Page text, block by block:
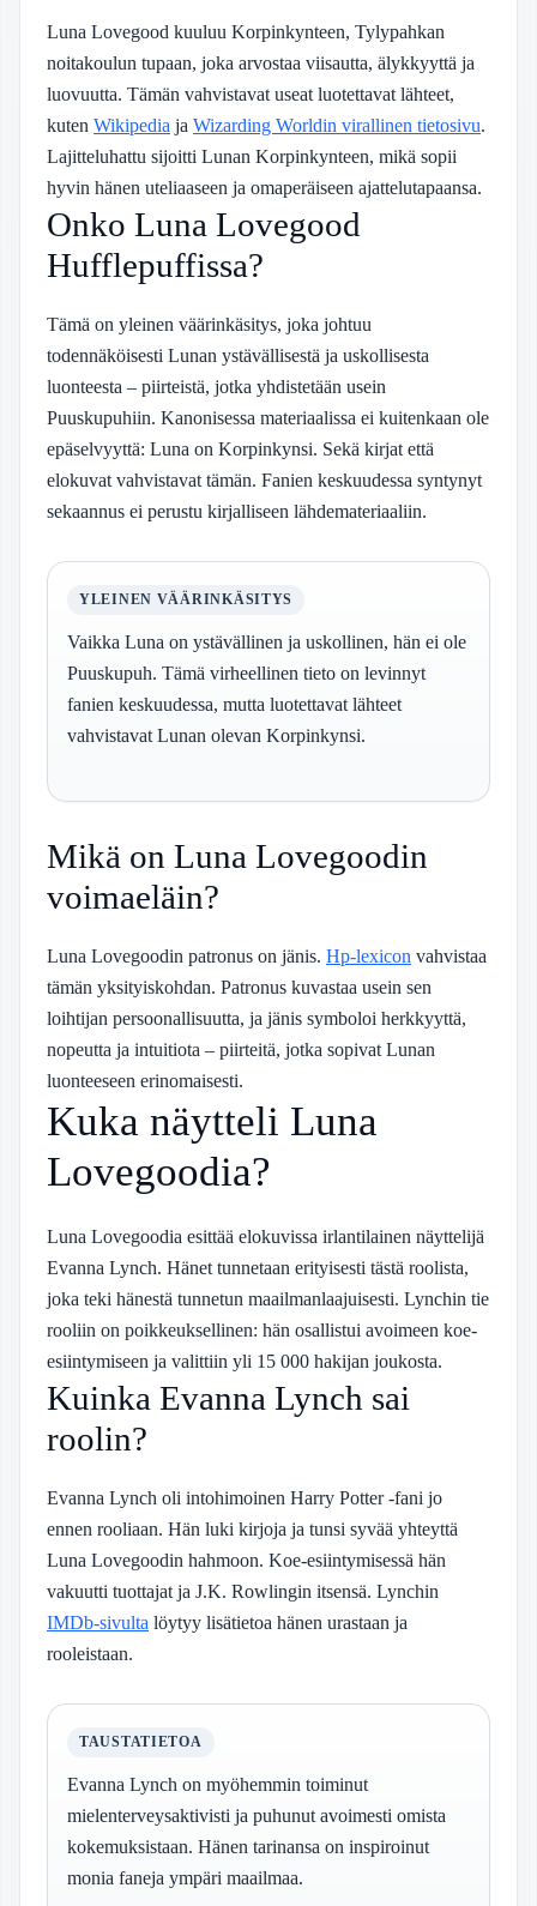
Luna Lovegood kuuluu Korpinkynteen, Tylypahkan
noitakoulun tupaan, joka arvostaa viisautta, älykkyyttä ja
luovuutta. Tämän vahvistavat useat luotettavat lähteet,
kuten Wikipedia ja Wizarding Worldin virallinen tietosivu.
Lajitteluhattu sijoitti Lunan Korpinkynteen, mikä sopii
hyvin hänen uteliaaseen ja omaperäiseen ajattelutapaansa.
Onko Luna Lovegood
Hufflepuffissa?
Tämä on yleinen väärinkäsitys, joka johtuu
todennäköisesti Lunan ystävällisestä ja uskollisesta
luonteesta – piirteistä, jotka yhdistetään usein
Puuskupuhiin. Kanonisessa materiaalissa ei kuitenkaan ole
epäselvyyttä: Luna on Korpinkynsi. Sekä kirjat että
elokuvat vahvistavat tämän. Fanien keskuudessa syntynyt
sekaannus ei perustu kirjalliseen lähdemateriaaliin.
YLEINEN VÄÄRINKÄSITYS
Vaikka Luna on ystävällinen ja uskollinen, hän ei ole
Puuskupuh. Tämä virheellinen tieto on levinnyt
fanien keskuudessa, mutta luotettavat lähteet
vahvistavat Lunan olevan Korpinkynsi.
Mikä on Luna Lovegoodin
voimaeläin?
Luna Lovegoodin patronus on jänis. Hp-lexicon vahvistaa
tämän yksityiskohdan. Patronus kuvastaa usein sen
loihtijan persoonallisuutta, ja jänis symboloi herkkyyttä,
nopeutta ja intuitiota – piirteitä, jotka sopivat Lunan
luonteeseen erinomaisesti.
Kuka näytteli Luna
Lovegoodia?
Luna Lovegoodia esittää elokuvissa irlantilainen näyttelijä
Evanna Lynch. Hänet tunnetaan erityisesti tästä roolista,
joka teki hänestä tunnetun maailmanlaajuisesti. Lynchin tie
rooliin on poikkeuksellinen: hän osallistui avoimeen koe-
esiintymiseen ja valittiin yli 15 000 hakijan joukosta.
Kuinka Evanna Lynch sai
roolin?
Evanna Lynch oli intohimoinen Harry Potter -fani jo
ennen rooliaan. Hän luki kirjoja ja tunsi syvää yhteyttä
Luna Lovegoodin hahmoon. Koe-esiintymisessä hän
vakuutti tuottajat ja J.K. Rowlingin itsensä. Lynchin
IMDb-sivulta löytyy lisätietoa hänen urastaan ja
rooleistaan.
TAUSTATIETOA
Evanna Lynch on myöhemmin toiminut
mielenterveysaktivisti ja puhunut avoimesti omista
kokemuksistaan. Hänen tarinansa on inspiroinut
monia faneja ympäri maailmaa.